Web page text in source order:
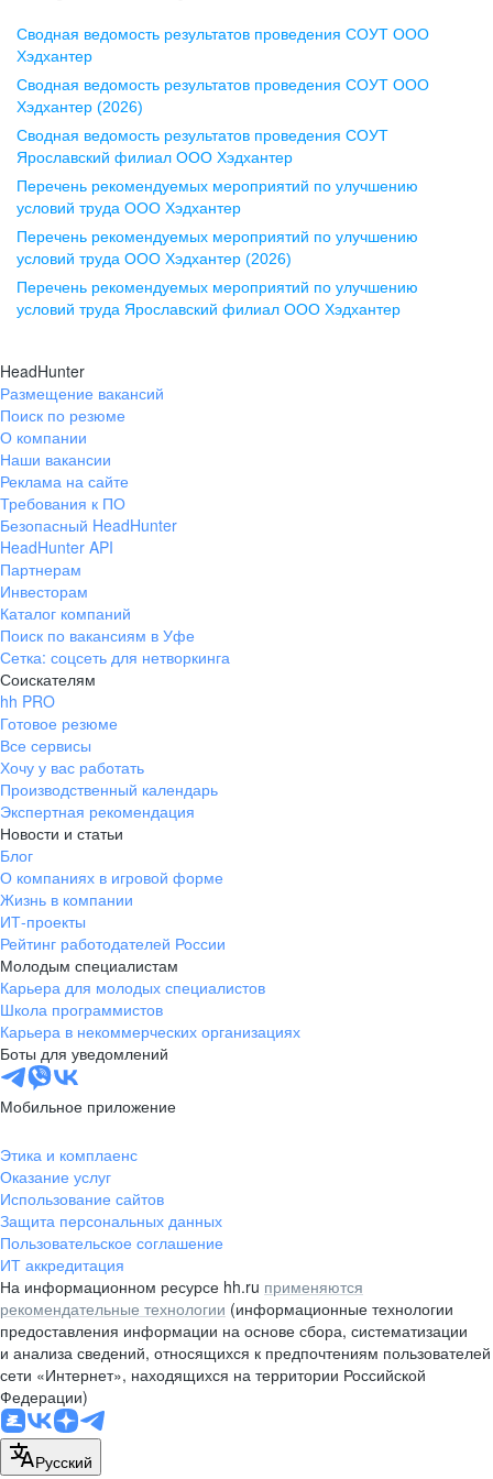
Воронеж
ул. Комиссаржевской, д. 10,
офис 1212
+7 473 280-05-05
pr@vrn.hh.ru
ул. Спартаковская, д. 2А, этаж 3,
помещение 15
+7 843 212-12-50
Екатеринбург
ул. Боевых Дружин, стр. 20,
+7 343 226-79-99
pr@ural.hh.ru
ул. Янковского, д. 169, 7 этаж,
706 каб.
+7 861 205-55-57
pr@krd.hh.ru
Владивосток
пер. Ланинский д. 4, офис 3.4
+7 423 202-33-28
pr@dv.hh.ru
Новосибирск
ул. Большевистская, д. 35,
помещение 21
+7 383 207-94-64
pr@nsk.hh.ru
Минск
пр-т Дзержинского, д. 57,
10 этаж, помещение 45-1
pr@rabota.by
Алматы
пр. Абая, д. 151, БЦ Алатау,
12 этаж, офис 1209
+7 727 232-13-13
pr@headhunter.com.kz
Сводная ведомость результатов проведения СОУТ ООО
Хэдхантер
Сводная ведомость результатов проведения СОУТ ООО
Хэдхантер (2026)
Сводная ведомость результатов проведения СОУТ
Ярославский филиал ООО Хэдхантер
Перечень рекомендуемых мероприятий по улучшению
условий труда ООО Хэдхантер
Перечень рекомендуемых мероприятий по улучшению
условий труда ООО Хэдхантер (2026)
Перечень рекомендуемых мероприятий по улучшению
условий труда Ярославский филиал ООО Хэдхантер
HeadHunter
Размещение вакансий
Поиск по резюме
О компании
Наши вакансии
Реклама на сайте
Требования к ПО
Безопасный HeadHunter
HeadHunter API
Партнерам
Инвесторам
Каталог компаний
Поиск по вакансиям в Уфе
Сетка: соцсеть для нетворкинга
Соискателям
hh PRO
Готовое резюме
Все сервисы
Хочу у вас работать
Производственный календарь
Экспертная рекомендация
Новости и статьи
Блог
О компаниях в игровой форме
Жизнь в компании
ИТ-проекты
Рейтинг работодателей России
Молодым специалистам
Карьера для молодых специалистов
Школа программистов
Карьера в некоммерческих организациях
Боты для уведомлений
Мобильное приложение
Этика и комплаенс
Оказание услуг
Использование сайтов
Защита персональных данных
Пользовательское соглашение
ИТ аккредитация
На информационном ресурсе hh.ru применяются
рекомендательные технологии (информационные технологии
предоставления информации на основе сбора, систематизации
и анализа сведений, относящихся к предпочтениям пользователей
сети «Интернет», находящихся на территории Российской
Федерации)
Русский